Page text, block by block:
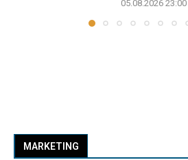
05.08.2026 23:00
MARKETING